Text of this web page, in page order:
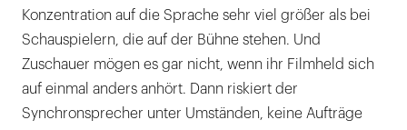
Konzentration auf die Sprache sehr viel größer als bei
Schauspielern, die auf der Bühne stehen. Und
Zuschauer mögen es gar nicht, wenn ihr Filmheld sich
auf einmal anders anhört. Dann riskiert der
Synchronsprecher unter Umständen, keine Aufträge